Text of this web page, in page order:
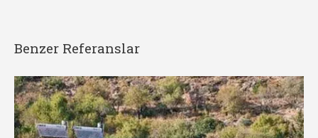
Benzer Referanslar